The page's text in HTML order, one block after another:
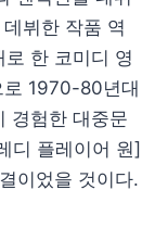
뷔한 작품 역
한 코미디 영
1970-80년대
경험한 대중문
디 플레이어 원]
이었을 것이다.